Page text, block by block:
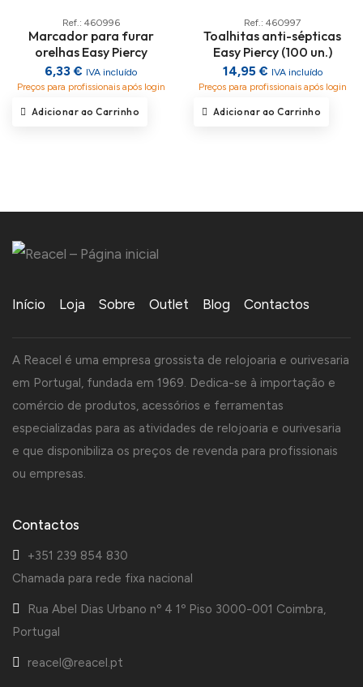
Ref.: 460996
Marcador para furar
orelhas Easy Piercy
6,33 € IVA incluído
Preços para profissionais após login
Adicionar ao Carrinho
Ref.: 460997
Toalhitas anti-sépticas
Easy Piercy (100 un.)
14,95 € IVA incluído
Preços para profissionais após login
Adicionar ao Carrinho
Início Loja Sobre Outlet Blog Contactos
A Reacel é uma empresa grossista de relojoaria e ourivesaria
em Portugal, fundada em 1969. Dedica-se à importação e
comércio de produtos, acessórios e ferramentas
especializadas para as atividades de relojoaria e ourivesaria
e que disponibiliza os preços de revenda para profissionais
ou empresas.
Contactos
+351 239 854 830
Chamada para rede fixa nacional
Rua Abel Dias Urbano nº 4 1º Piso 3000-001 Coimbra,
Portugal
reacel@reacel.pt